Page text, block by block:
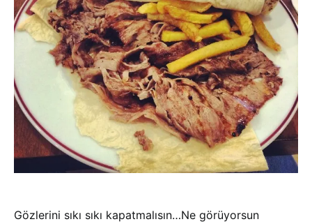
Gözlerini sıkı sıkı kapatmalısın…Ne görüyorsun